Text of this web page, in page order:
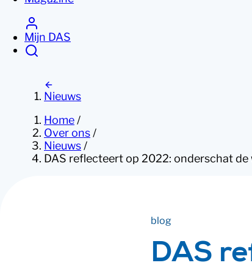
Mijn DAS
Nieuws
Home /
Over ons /
Nieuws /
DAS reflecteert op 2022: onderschat de
blog
DAS